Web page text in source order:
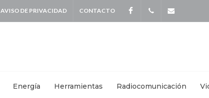
AVISO DE PRIVACIDAD CONTACTO Facebook
Energía Herramientas Radiocomunicación